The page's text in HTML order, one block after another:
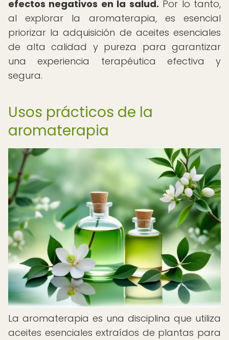
efectos negativos en la salud. Por lo tanto,
al explorar la aromaterapia, es esencial
priorizar la adquisición de aceites esenciales
de alta calidad y pureza para garantizar
una experiencia terapéutica efectiva y
segura.
Usos prácticos de la
aromaterapia
La aromaterapia es una disciplina que utiliza
aceites esenciales extraídos de plantas para